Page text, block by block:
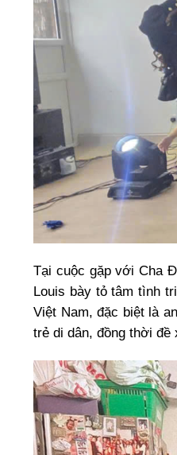
Tại cuộc gặp với Cha
Louis bày tỏ tâm tình
Việt Nam, đặc biệt là
trẻ di dân, đồng thời đề